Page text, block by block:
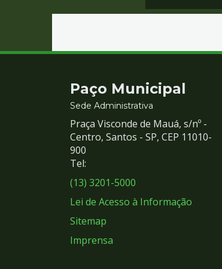
Contato
e
Redes
Sociais
Paço Municipal
Sede Administrativa
Praça Visconde de Mauá, s/nº -
Centro, Santos - SP, CEP 11010-
900
Tel:
(13) 3201-5000
Lei de Acesso à Informação
Sitemap
Imprensa